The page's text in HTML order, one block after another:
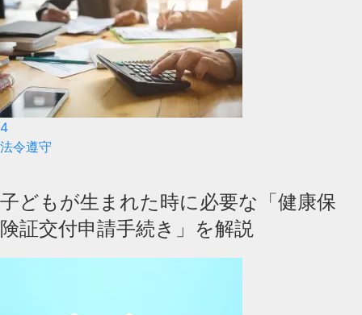
4
法令遵守
子どもが生まれた時に必要な「健康保
険証交付申請手続き」を解説